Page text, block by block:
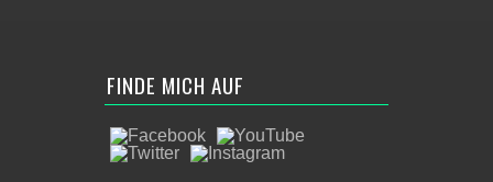
FINDE MICH AUF